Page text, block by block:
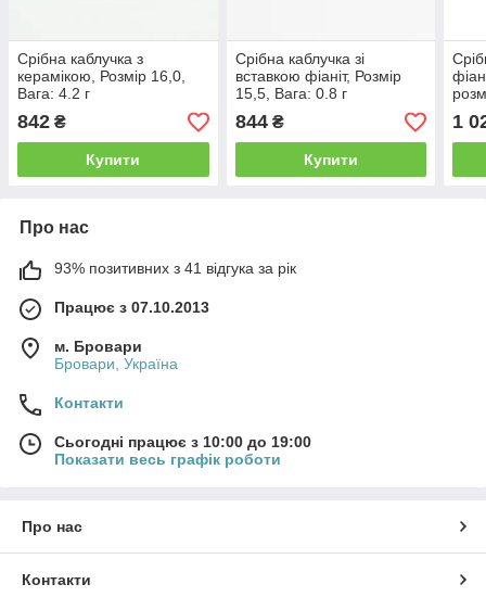
Срібна каблучка з
керамікою, Розмір 16,0,
Вага: 4.2 г
842 ₴
Купити
Срібна каблучка зі
вставкою фіаніт, Розмір
15,5, Вага: 0.8 г
844₴
Купити
1
Про нас
93% позитивних з 41 відгука за рік
Працює з 07.10.2013
м. Бровари
Бровари, Україна
Контакти
Сьогодні працює з 10:00 до 19:00
Показати весь графік роботи
Про нас
Контакти